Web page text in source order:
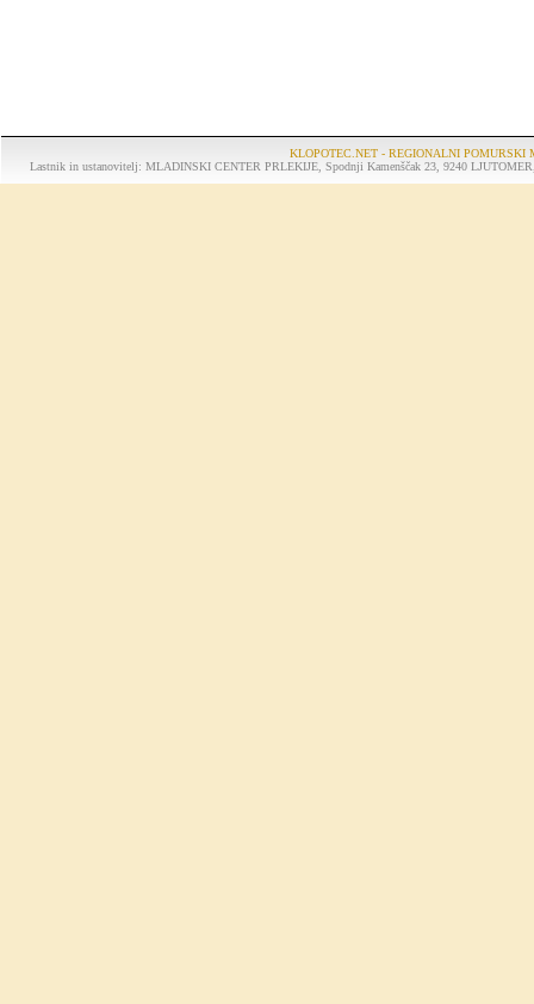
KLOPOTEC.NET - REGIONALNI POMURSKI
Lastnik in ustanovitelj: MLADINSKI CENTER PRLEKIJE, Spodnji Kamenščak 23, 9240